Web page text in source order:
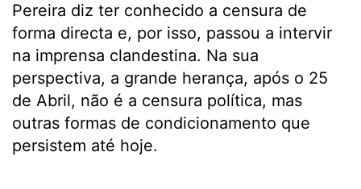
Pereira diz ter conhecido a censura de
forma directa e, por isso, passou a intervir
na imprensa clandestina. Na sua
perspectiva, a grande herança, após o 25
de Abril, não é a censura política, mas
outras formas de condicionamento que
persistem até hoje.